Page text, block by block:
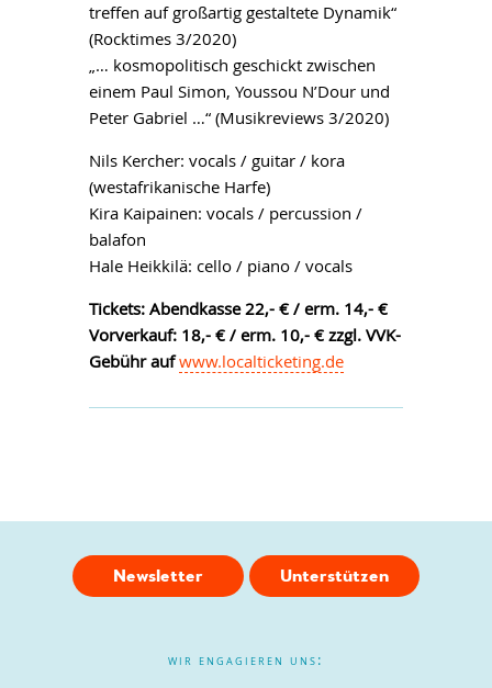
treffen auf großartig gestaltete Dynamik“
(Rocktimes 3/2020)
„… kosmopolitisch geschickt zwischen
einem Paul Simon, Youssou N’Dour und
Peter Gabriel …“ (Musikreviews 3/2020)
Nils Kercher: vocals / guitar / kora
(westafrikanische Harfe)
Kira Kaipainen: vocals / percussion /
balafon
Hale Heikkilä: cello / piano / vocals
Tickets: Abendkasse 22,- € / erm. 14,- €
Vorverkauf: 18,- € / erm. 10,- € zzgl. VVK-
Gebühr aufwww.localticketing.de
Newsletter Unterstützen
wir engagieren uns: